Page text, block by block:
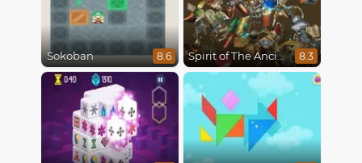
Sokoban 8.6 Spirit of The Ancient Forest 8.3